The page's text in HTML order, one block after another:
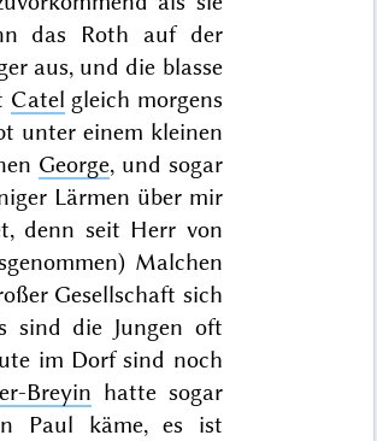
das Roth auf der
aus, und die blasse
Catel gleich morgens
unter einem kleinen
George, und sogar
Lärmen über mir
denn seit Herr von
Malchen
Gesellschaft sich
sind die Jungen oft
im Dorf sind noch
Breyin hatte sogar
Paul käme, es ist